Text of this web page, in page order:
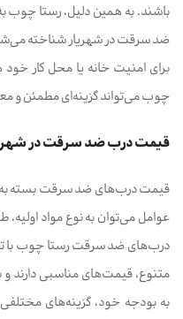
باشند. به همین دلیل، رستا چوب
ضد سرقت در شهریار شناخته
برای امنیت خانه یا محل کار
چوب می‌تواند گزینه‌ای مطمئن و
قیمت درب ضد سرقت در
قیمت درب‌های ضد سرقت بسته به
عوامل می‌توان به نوع مواد
درب‌های ضد سرقت رستا چوب با
متنوع، قیمت‌های مناسبی دارند و
به بودجه خود، گزینه‌های